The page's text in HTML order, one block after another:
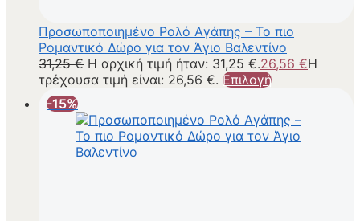
Προσωποποιημένο Ρολό Αγάπης – Το πιο
Ρομαντικό Δώρο για τον Άγιο Βαλεντίνο
31,25€ Η αρχική τιμή ήταν: 31,25 €.26,56 €Η
τρέχουσα τιμή είναι: 26,56 €. Επιλογή
-15%